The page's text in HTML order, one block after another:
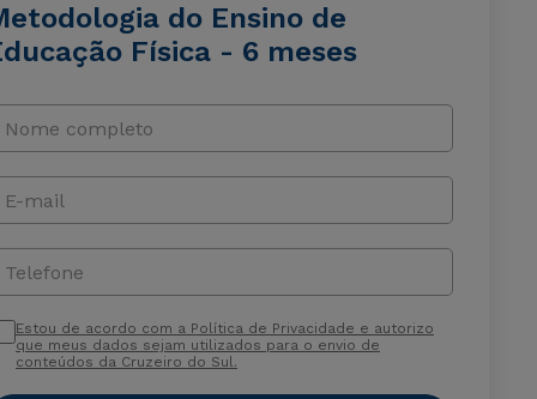
do Ensino de
Física - 6 meses
Nome completo
E-mail
Telefone
Estou de acordo com a Política de Privacidade e autorizo
que meus dados sejam utilizados para o envio de
conteúdos da Cruzeiro do Sul.